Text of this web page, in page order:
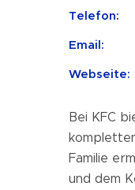
Telefon:
Email:
Webseite:
Bei KFC
Familie
und dem